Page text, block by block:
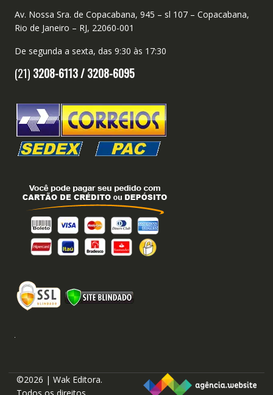
Av. Nossa Sra. de Copacabana, 945 – sl 107 – Copacabana,
Rio de Janeiro – RJ, 22060-001
De segunda a sexta, das 9:30 às 17:30
(21) 3208-6113 /3208-6095
©2026 | Wak Editora.